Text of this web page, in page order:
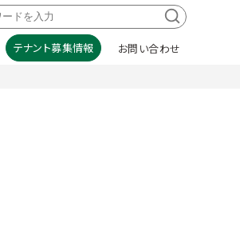
テナント募集情報 お問い合わせ